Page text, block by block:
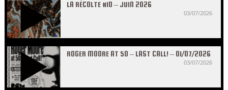
LA RÉCOLTE #10 – JUIN 2026
03/07/2026
ROGER MOORE AT 50 – LAST CALL! – 01/07/2026
03/07/2026